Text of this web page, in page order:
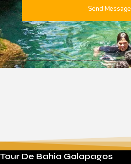
Send Message
Tour De Bahia Galapagos